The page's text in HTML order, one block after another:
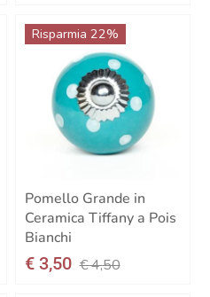
Risparmia 22%
Pomello Grande in
Ceramica Tiffany a Pois
Bianchi
€ 3,50 € 4,50